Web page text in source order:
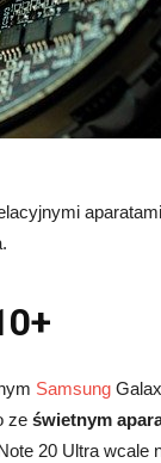
Samsung
ze świetnym
20 Ultra wcale